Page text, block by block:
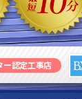
ー認定工事店